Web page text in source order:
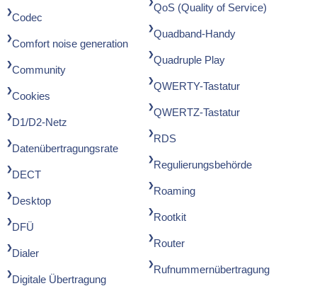
Codec
Comfort noise generation
Community
Cookies
D1/D2-Netz
Datenübertragungsrate
DECT
Desktop
DFÜ
Dialer
Digitale Übertragung
QoS (Quality of Service)
Quadband-Handy
Quadruple Play
QWERTY-Tastatur
QWERTZ-Tastatur
RDS
Regulierungsbehörde
Roaming
Rootkit
Router
Rufnummernübertragung